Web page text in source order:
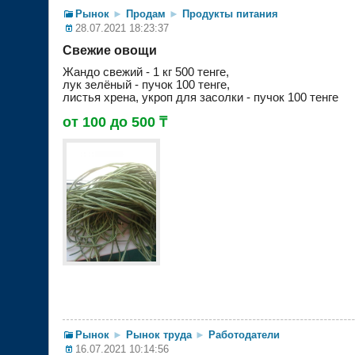
Рынок ► Продам ► Продукты питания
28.07.2021 18:23:37
Свежие овощи
Жандо свежий - 1 кг 500 тенге,
лук зелёный - пучок 100 тенге,
листья хрена, укроп для засолки - пучок 100 тенге
от 100 до 500 ₸
Рынок ► Рынок труда ► Работодатели
16.07.2021 10:14:56